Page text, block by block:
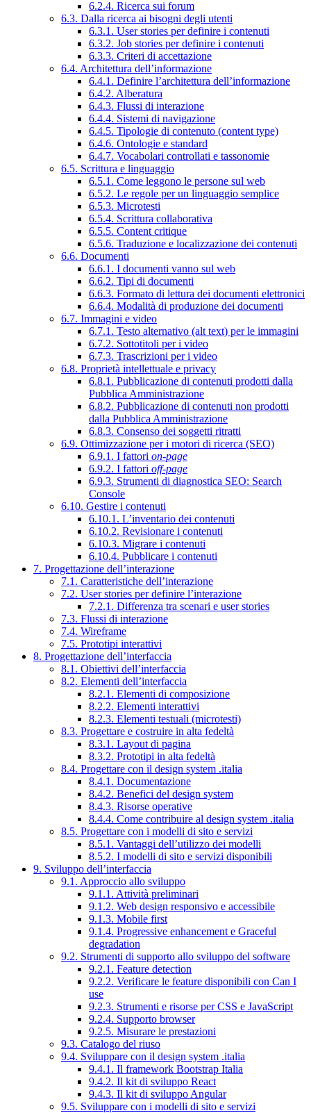
6.2.4. Ricerca sui forum
6.3. Dalla ricerca ai bisogni degli utenti
6.3.1. User stories per definire i contenuti
6.3.2. Job stories per definire i contenuti
6.3.3. Criteri di accettazione
6.4. Architettura dell’informazione
6.4.1. Definire l’architettura dell’informazione
6.4.2. Alberatura
6.4.3. Flussi di interazione
6.4.4. Sistemi di navigazione
6.4.5. Tipologie di contenuto (content type)
6.4.6. Ontologie e standard
6.4.7. Vocabolari controllati e tassonomie
6.5. Scrittura e linguaggio
6.5.1. Come leggono le persone sul web
6.5.2. Le regole per un linguaggio semplice
6.5.3. Microtesti
6.5.4. Scrittura collaborativa
6.5.5. Content critique
6.5.6. Traduzione e localizzazione dei contenuti
6.6. Documenti
6.6.1. I documenti vanno sul web
6.6.2. Tipi di documenti
6.6.3. Formato di lettura dei documenti elettronici
6.6.4. Modalità di produzione dei documenti
6.7. Immagini e video
6.7.1. Testo alternativo (alt text) per le immagini
6.7.2. Sottotitoli per i video
6.7.3. Trascrizioni per i video
6.8. Proprietà intellettuale e privacy
6.8.1. Pubblicazione di contenuti prodotti dalla
Pubblica Amministrazione
6.8.2. Pubblicazione di contenuti non prodotti
dalla Pubblica Amministrazione
6.8.3. Consenso dei soggetti ritratti
6.9. Ottimizzazione per i motori di ricerca (SEO)
6.9.1. I fattori on-page
6.9.2. I fattori off-page
6.9.3. Strumenti di diagnostica SEO: Search
Console
6.10. Gestire i contenuti
6.10.1. L’inventario dei contenuti
6.10.2. Revisionare i contenuti
6.10.3. Migrare i contenuti
6.10.4. Pubblicare i contenuti
7. Progettazione dell’interazione
7.1. Caratteristiche dell’interazione
7.2. User stories per definire l’interazione
7.2.1. Differenza tra scenari e user stories
7.3. Flussi di interazione
7.4. Wireframe
7.5. Prototipi interattivi
8. Progettazione dell’interfaccia
8.1. Obiettivi dell’interfaccia
8.2. Elementi dell’interfaccia
8.2.1. Elementi di composizione
8.2.2. Elementi interattivi
8.2.3. Elementi testuali (microtesti)
8.3. Progettare e costruire in alta fedeltà
8.3.1. Layout di pagina
8.3.2. Prototipi in alta fedeltà
8.4. Progettare con il design system .italia
8.4.1. Documentazione
8.4.2. Benefici del design system
8.4.3. Risorse operative
8.4.4. Come contribuire al design system .italia
8.5. Progettare con i modelli di sito e servizi
8.5.1. Vantaggi dell’utilizzo dei modelli
8.5.2. I modelli di sito e servizi disponibili
9. Sviluppo dell’interfaccia
9.1. Approccio allo sviluppo
9.1.1. Attività preliminari
9.1.2. Web design responsivo e accessibile
9.1.3. Mobile first
9.1.4. Progressive enhancement e Graceful
degradation
9.2. Strumenti di supporto allo sviluppo del software
9.2.1. Feature detection
9.2.2. Verificare le feature disponibili con Can I
use
9.2.3. Strumenti e risorse per CSS e JavaScript
9.2.4. Supporto browser
9.2.5. Misurare le prestazioni
9.3. Catalogo del riuso
9.4. Sviluppare con il design system .italia
9.4.1. Il framework Bootstrap Italia
9.4.2. Il kit di sviluppo React
9.4.3. Il kit di sviluppo Angular
9.5. Sviluppare con i modelli di sito e servizi